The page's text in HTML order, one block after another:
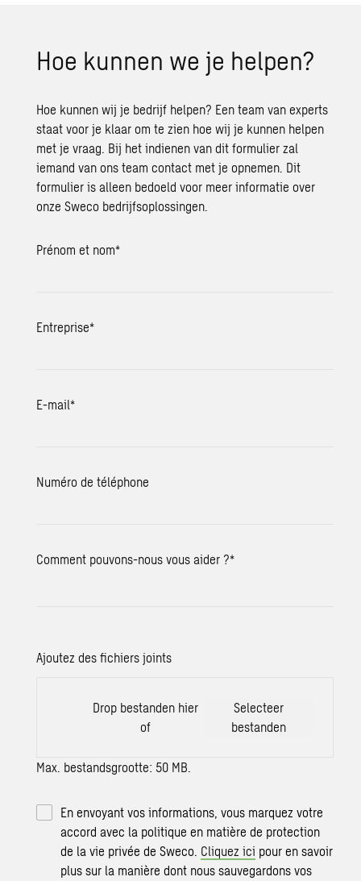
Hoe kun­nen we je hel­pen?
Hoe kunnen wij je bedrijf helpen? Een team van experts
staat voor je klaar om te zien hoe wij je kunnen helpen
met je vraag. Bij het indienen van dit formulier zal
iemand van ons team contact met je opnemen. Dit
formulier is alleen bedoeld voor meer informatie over
onze Sweco bedrijfsoplossingen.
Prénom et nom*
Entreprise*
E-mail*
Numéro de téléphone
Comment pouvons-nous vous aider ?*
Ajoutez des fichiers joints
Drop bestanden hier
of
Selecteer
bestanden
Max. bestandsgrootte: 50 MB.
En envoyant vos informations, vous marquez votre
accord avec la politique en matière de protection
de la vie privée de Sweco. Cliquez ici pour en savoir
plus sur la manière dont nous sauvegardons vos